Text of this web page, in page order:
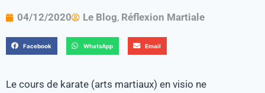
04/12/2020 Le Blog, Réflexion Martiale
Facebook WhatsApp Email
Le cours de karate (arts martiaux) en visio ne